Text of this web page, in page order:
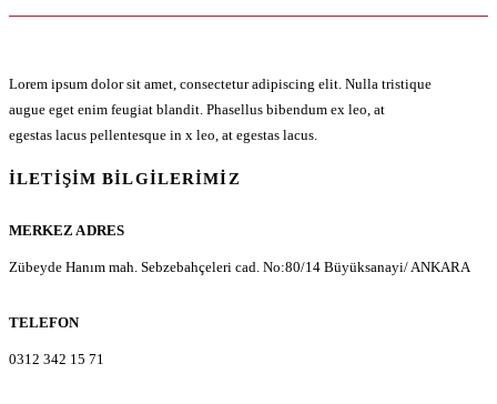
Lorem ipsum dolor sit amet, consectetur adipiscing elit. Nulla tristique
augue eget enim feugiat blandit. Phasellus bibendum ex leo, at
egestas lacus pellentesque in x leo, at egestas lacus.
İLETIŞIM BILGILERIMIZ
MERKEZ ADRES
Zübeyde Hanım mah. Sebzebahçeleri cad. No:80/14 Büyüksanayi/ ANKARA
TELEFON
0312 342 15 71